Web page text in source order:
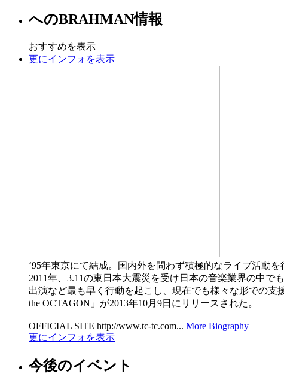
へのBRAHMAN情報
おすすめを表示
更にインフォを表示
‘95年東京にて結成。国内外を問わず積極的なライブ活動
2011年、3.11の東日本大震災を受け日本の音楽業界の中
出演など最も早く行動を起こし、現在でも様々な形での支
the OCTAGON」が2013年10月9日にリリースされた。
OFFICIAL SITE http://www.tc-tc.com... More Biography
更にインフォを表示
今後のイベント